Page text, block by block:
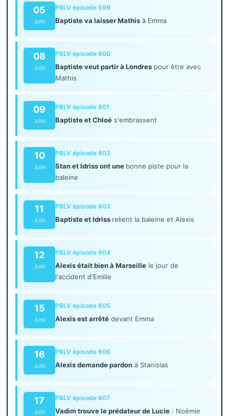
05
JUIN
PBLV épisode 599
Baptiste va laisser Mathis à Emma
08
JUIN
PBLV épisode 600
Baptiste veut partir à Londres pour être avec
Mathis
09
JUIN
PBLV épisode 601
Baptiste et Chloé s'embrassent
10
JUIN
PBLV épisode 602
Stan et Idriss ont une bonne piste pour la
baleine
11
JUIN
PBLV épisode 603
Baptiste et Idriss relient la baleine et Alexis
12
JUIN
PBLV épisode 604
Alexis était bien à Marseille le jour de
l'accident d'Emilie
15
JUIN
PBLV épisode 605
Alexis est arrêté devant Emma
16
JUIN
PBLV épisode 606
Alexis demande pardon à Stanislas
17
JUIN
PBLV épisode 607
Vadim trouve le prédateur de Lucie : Noémie